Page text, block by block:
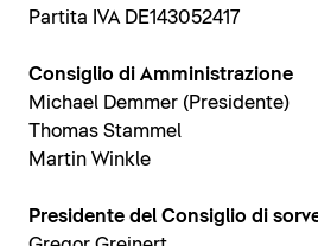
Partita IVA DE143052417
Consiglio di Amministrazione
Michael Demmer (Presidente)
Thomas Stammel
Martin Winkle
Presidente del Consiglio di